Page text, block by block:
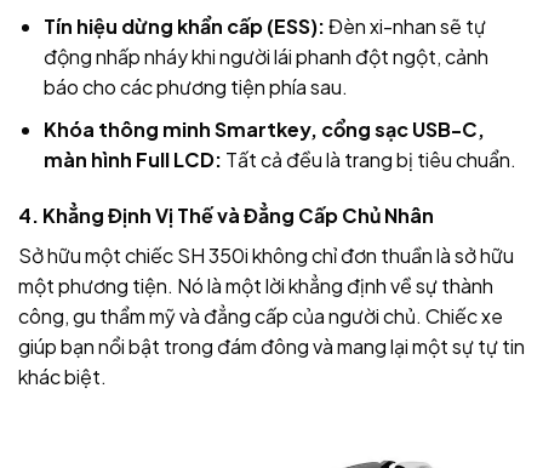
Tín hiệu dừng khẩn cấp (ESS):Đèn xi-nhan sẽ tự
động nhấp nháy khi người lái phanh đột ngột, cảnh
báo cho các phương tiện phía sau.
Khóa thông minh Smartkey, cổng sạc USB-C,
màn hình Full LCD: Tất cả đều là trang bị tiêu chuẩn.
4. Khẳng Định Vị Thế và Đẳng Cấp Chủ Nhân
Sở hữu một chiếc SH 350i không chỉ đơn thuần là sở hữu
một phương tiện. Nó là một lời khẳng định về sự thành
công, gu thẩm mỹ và đẳng cấp của người chủ. Chiếc xe
giúp bạn nổi bật trong đám đông và mang lại một sự tự tin
khác biệt.